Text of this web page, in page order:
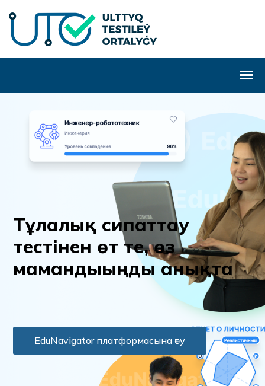
Тұлалық сипаттау
тестінен өт те, өз
мамандыыңды анықта
EduNavigator платформасына өту